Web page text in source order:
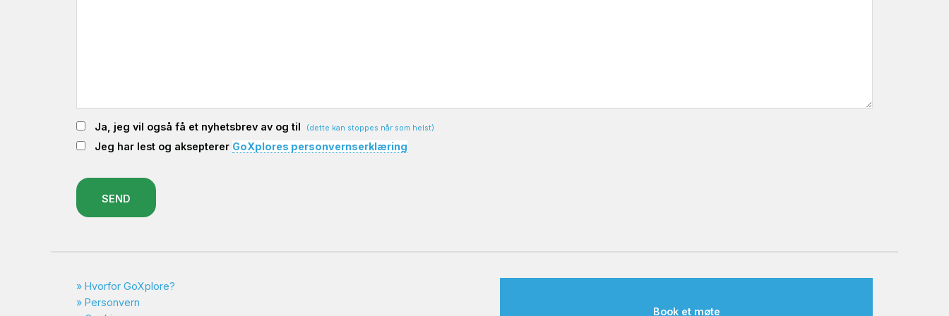
Ja, jeg vil også få et nyhetsbrev av og til (dette kan stoppes når som helst)
Jeg har lest og aksepterer GoXplores personvernserklæring
SEND
Hvorfor GoXplore?
Personvern
Book et møte